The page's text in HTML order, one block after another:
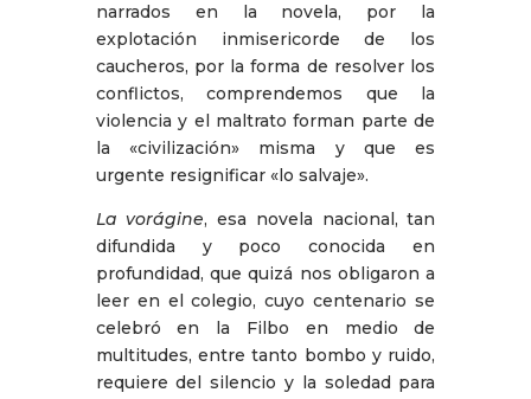
narrados en la novela, por la
explotación inmisericorde de los
caucheros, por la forma de resolver los
conflictos, comprendemos que la
violencia y el maltrato forman parte de
la «civilización» misma y que es
urgente resignificar «lo salvaje».
La vorágine, esa novela nacional, tan
difundida y poco conocida en
profundidad, que quizá nos obligaron a
leer en el colegio, cuyo centenario se
celebró en la Filbo en medio de
multitudes, entre tanto bombo y ruido,
requiere del silencio y la soledad para